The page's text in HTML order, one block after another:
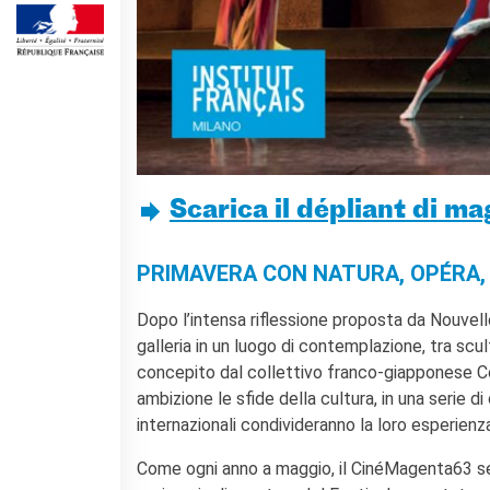
Cours pour les écoles
Cours entreprises
Informazioni utili: Calendario
e CGV
Cours de théâtre
DIPLÔMES ET TESTS
Diplômes DELF DALF
Test de Connaissance du
Français TCF
SERVICES DE
TRADUCTION
MÉDIATHÈQUE
Accès au catalogue
Culturethèque
CINEMA
Coopération éducative
Scarica il dépliant di
PRIMAVERA CON NATURA,
Dopo l’intensa riflessione proposta da
galleria in un luogo di contemplazione, tra
concepito dal collettivo franco-giapponese
ambizione le sfide della cultura, in una serie
internazionali condivideranno la loro
Come ogni anno a maggio, il CinéMagenta63